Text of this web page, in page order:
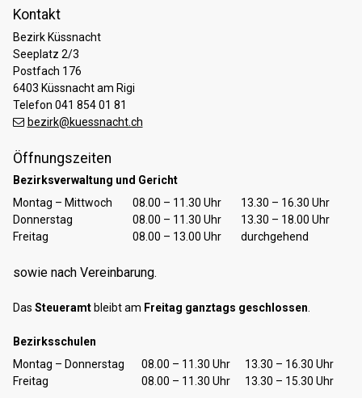
Kontakt
Bezirk Küssnacht
Seeplatz 2/3
Postfach 176
6403 Küssnacht am Rigi
Telefon 041 854 01 81
bezirk@kuessnacht.ch
Öffnungszeiten
Bezirksverwaltung und Gericht
TagÖffnungszeiten Vormittag Öffnungszeiten Nachmittag
Montag – Mittwoch 08.00 – 11.30 Uhr
13.30 – 16.30 Uhr
Donnerstag
08.00 – 11.30 Uhr
13.30 – 18.00 Uhr
Freitag
08.00 – 13.00 Uhr durchgehend
sowie nach Vereinbarung.
Das Steueramt bleibt am Freitag ganztags geschlossen.
Bezirksschulen
TagÖffnungszeiten Vormittag Öffnungszeiten Nachmittag
Montag – Donnerstag 08.00 – 11.30 Uhr
13.30 – 16.30 Uhr
Freitag
08.00 – 11.30 Uhr 13.30 – 15.30 Uhr